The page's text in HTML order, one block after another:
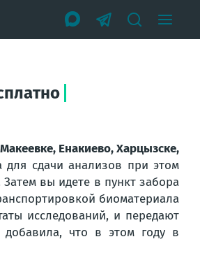
Енакиево, Харцызске,
для сдачи анализов при этом
вы идете в пункт забора
биоматериала
исследований, и передают
что в этом году в